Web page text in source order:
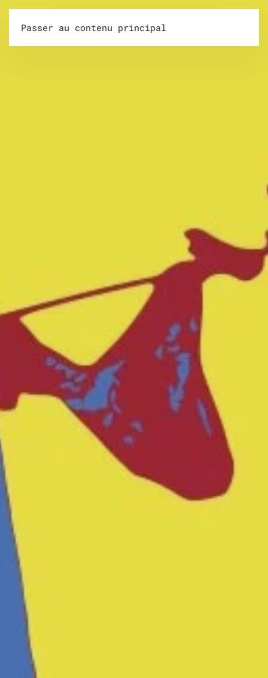
Passer au contenu principal